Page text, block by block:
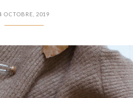
OCTOBRE, 2019